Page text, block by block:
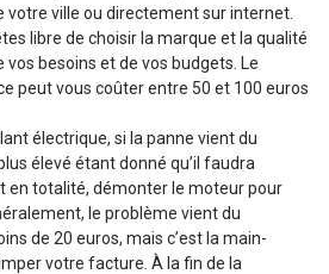
votre ville ou directement sur internet.
libre de choisir la marque et la qualité
besoins et de vos budgets. Le
peut vous coûter entre 50 et 100 euros
électrique, si la panne vient du
élevé étant donné qu’il faudra
en totalité, démonter le moteur pour
le problème vient du
de 20 euros, mais c’est la main-
votre facture. À la fin de la